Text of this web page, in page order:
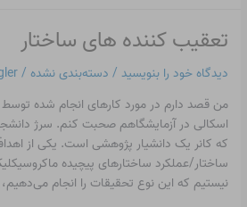
تعقیب کننده های ساختار
دیدگاه‌ خود را بنویسید / دسته‌بندی نشده /
من قصد دارم در مورد کارهای انجام شده توسط
اسکالی در آزمایشگاهم صحبت کنم. سرژ
که کانر یک دانشیار پژوهشی است. یکی از
ساختار/عملکرد ساختارهای پیچیده
نیستیم که این نوع تحقیقات را انجام می‌دهیم،
تعقیب
های
ساختار